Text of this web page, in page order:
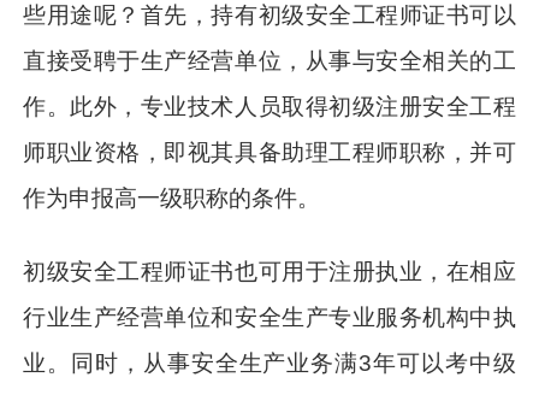
些用途呢？首先，持有初级安全工程师证书可以
直接受聘于生产经营单位，从事与安全相关的工
作。此外，专业技术人员取得初级注册安全工程
师职业资格，即视其具备助理工程师职称，并可
作为申报高一级职称的条件。
初级安全工程师证书也可用于注册执业，在相应
行业生产经营单位和安全生产专业服务机构中执
业。同时，从事安全生产业务满3年可以考中级